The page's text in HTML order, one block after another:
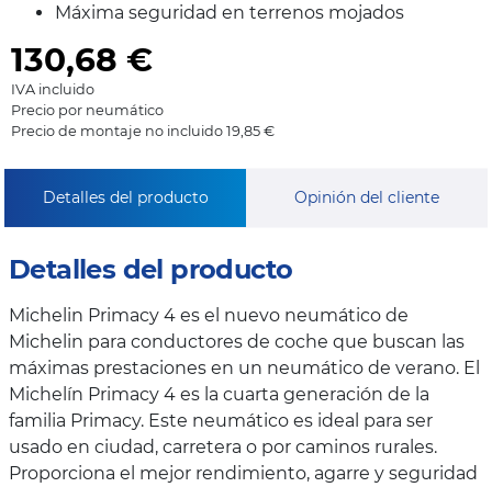
Máxima seguridad en terrenos mojados
130,68 €
IVA incluido
Precio por neumático
Precio de montaje no incluido 19,85 €
Detalles del producto Opinión del cliente
Detalles del producto
Michelin Primacy 4 es el nuevo neumático de
Michelin para conductores de coche que buscan las
máximas prestaciones en un neumático de verano. El
Michelín Primacy 4 es la cuarta generación de la
familia Primacy. Este neumático es ideal para ser
usado en ciudad, carretera o por caminos rurales.
Proporciona el mejor rendimiento, agarre y seguridad